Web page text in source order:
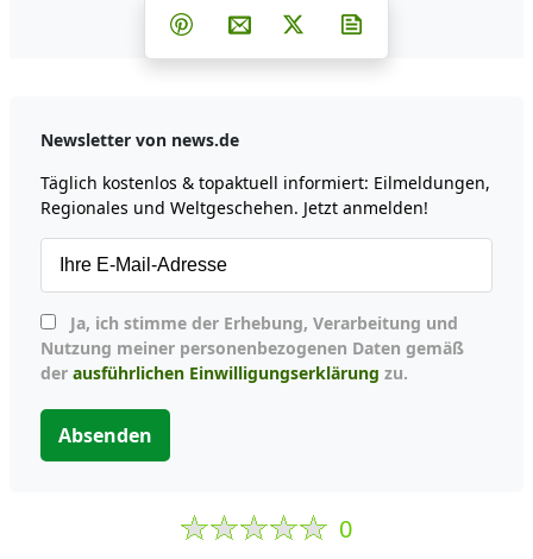
Teilen auf Facebook
Teilen auf Whatsapp
Teilen auf Telegram
Teilen auf Pinterest
Per E-Mail teilen
Post auf X
Newsletter von news.de
Täglich kostenlos & topaktuell informiert: Eilmeldungen,
Regionales und Weltgeschehen. Jetzt anmelden!
Nutzung meiner personenbezogenen Daten gemäß
der ausführlichen Einwilligungserklärung zu.
Absenden
0